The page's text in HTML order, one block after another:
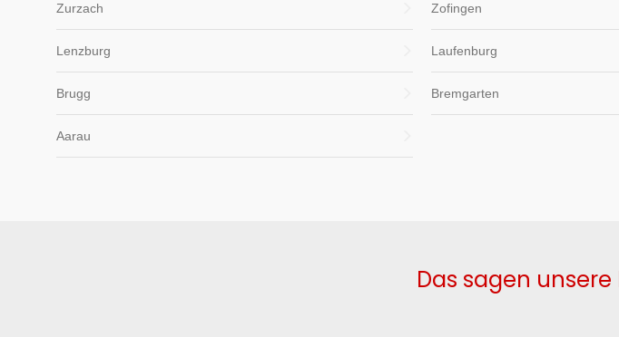
Zurzach Zofingen
Lenzburg Laufenburg
Brugg Bremgarten
Aarau
Das sagen